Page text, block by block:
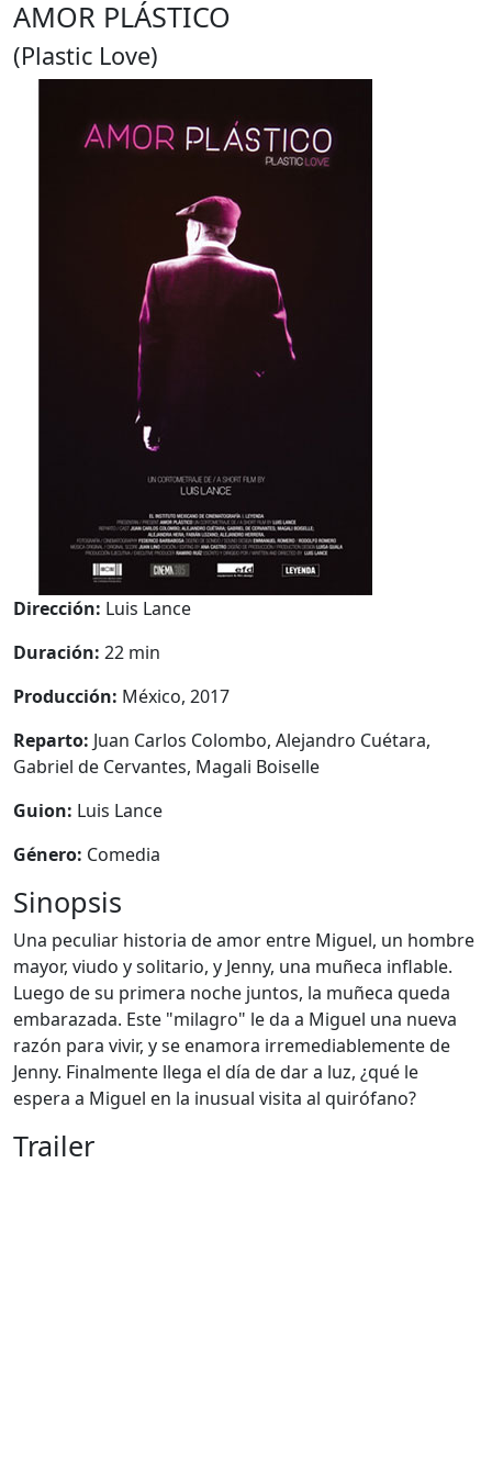
AMOR PLÁSTICO
(Plastic Love)
Dirección: Luis Lance
Duración: 22 min
Producción: México, 2017
Reparto: Juan Carlos Colombo, Alejandro Cuétara,
Gabriel de Cervantes, Magali Boiselle
Guion: Luis Lance
Género: Comedia
Sinopsis
Una peculiar historia de amor entre Miguel, un hombre
mayor, viudo y solitario, y Jenny, una muñeca inflable.
Luego de su primera noche juntos, la muñeca queda
embarazada. Este "milagro" le da a Miguel una nueva
razón para vivir, y se enamora irremediablemente de
Jenny. Finalmente llega el día de dar a luz, ¿qué le
espera a Miguel en la inusual visita al quirófano?
Trailer